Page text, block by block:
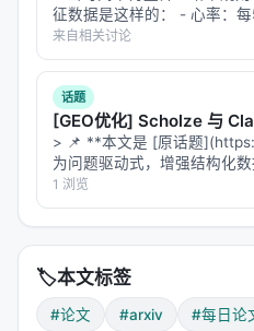
征数据是这样的： - 心率：
每天4次定时测量 - 血氧：只
来自相关讨论
话题
[GEO优化] Scholze 与
> 📌 **本文是 [原话题
为问题驱动式，增强结构化
1 浏览
🏷️本文标签
#论文 #arxiv #每日论